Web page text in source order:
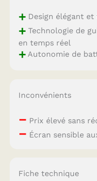
+Design élégant
+Technologie de
en temps réel
+Autonomie de
Inconvénients
– Prix élevé sans
– Écran sensible
Fiche technique